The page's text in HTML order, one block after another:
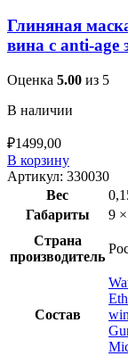
Глиняная
вина с anti-age
Оценка 5.00 из 5
В наличии
₽1499,00
В корзину
Артикул: 330030
Вес
Габариты
9
Страна
производитель
Состав